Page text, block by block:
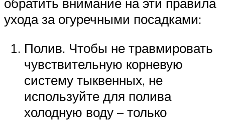
ухода за огуречными посадками:
Полив. Чтобы не травмировать
чувствительную корневую
систему тыквенных, не
используйте для полива
холодную воду – только